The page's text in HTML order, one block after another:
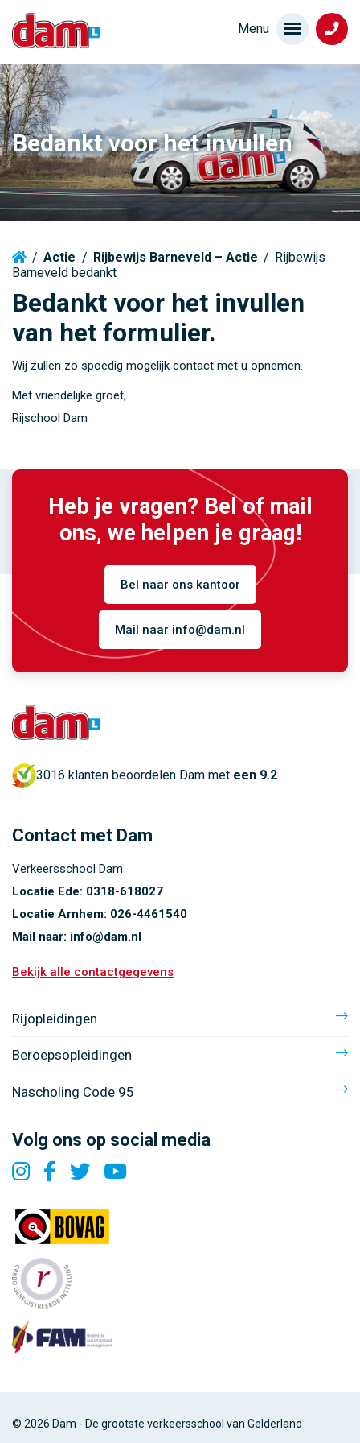
Bedankt voor het invullen
/ Actie / Rijbewijs Barneveld – Actie / Rijbewijs
Barneveld bedankt
Bedankt voor het invullen
van het formulier.
Wij zullen zo spoedig mogelijk contact met u opnemen.
Met vriendelijke groet,
Rijschool Dam
Heb je vragen? Bel of mail
ons, we helpen je graag!
Bel naar ons kantoor
Mail naar info@dam.nl
3016 klanten beoordelen Dam met een 9.2
Contact met Dam
Verkeersschool Dam
Locatie Ede: 0318-618027
Locatie Arnhem: 026-4461540
Mail naar: info@dam.nl
Bekijk alle contactgegevens
Rijopleidingen
Beroepsopleidingen
Nascholing Code 95
Volg ons op social media
© 2026 Dam - De grootste verkeersschool van Gelderland